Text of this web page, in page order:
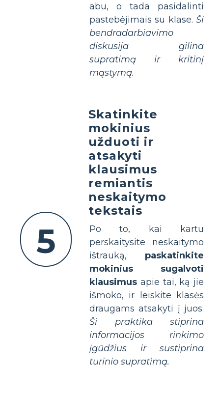
abu, o tada pasidalinti
pastebėjimais su klase. Ši
bendradarbiavimo
diskusija gilina
supratimą ir kritinį
mąstymą.
5
Skatinkite
mokinius
užduoti ir
atsakyti
klausimus
remiantis
neskaitymo
tekstais
Po to, kai kartu
perskaitysite neskaitymo
ištrauką, paskatinkite
mokinius sugalvoti
klausimus apie tai, ką jie
išmoko, ir leiskite klasės
draugams atsakyti į juos.
Ši praktika stiprina
informacijos rinkimo
įgūdžius ir sustiprina
turinio supratimą.